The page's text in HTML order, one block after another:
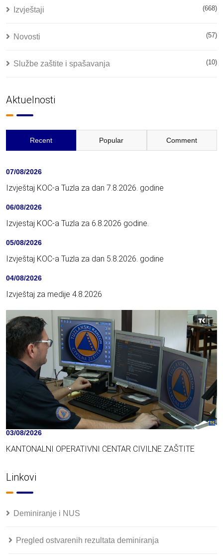
Izvještaji (668)
Novosti (57)
Službe zaštite i spašavanja (10)
Aktuelnosti
Recent Popular Comment
07/08/2026
Izvještaj KOC-a Tuzla za dan 7.8.2026. godine
06/08/2026
Izvjestaj KOC-a Tuzla za 6.8.2026 godine.
05/08/2026
Izvještaj KOC-a Tuzla za dan 5.8.2026. godine
04/08/2026
Izvještaj za medije 4.8.2026
03/08/2026
KANTONALNI OPERATIVNI CENTAR CIVILNE ZAŠTITE
Linkovi
Deminiranje i NUS
Pregled ostvarenih rezultata deminiranja